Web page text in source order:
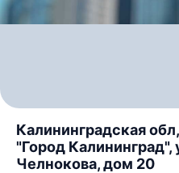
Калининградская
"Город Калининград",
Челнокова, дом 20